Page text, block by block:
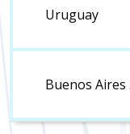
Uruguay
Buenos Aires